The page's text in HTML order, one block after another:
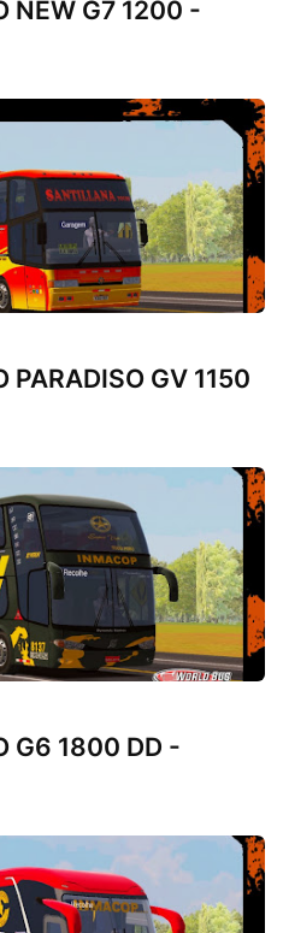
NEW G7 1200 -
PARADISO GV 1150
G6 1800 DD -